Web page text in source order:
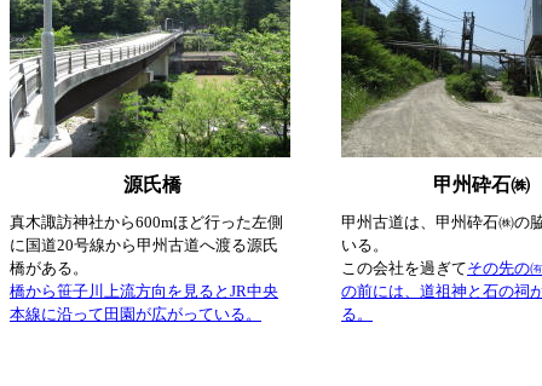
源氏橋 甲州砕石㈱
真木諏訪神社から600mほど行った左側
に国道20号線から甲州古道へ渡る源氏
橋がある。
橋から笹子川上流方向を見るとJR中央
本線に沿って田園が広がっている。
甲州古道は、甲州砕石㈱の
いる。
この会社を過ぎてその先の
の前には、道祖神と石の祠
る。